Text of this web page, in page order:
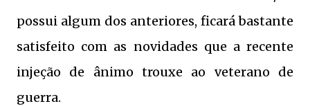
possui algum dos anteriores, ficará bastante
satisfeito com as novidades que a recente
injeção de ânimo trouxe ao veterano de
guerra.